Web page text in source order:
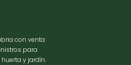
con venta
para
y jardín.